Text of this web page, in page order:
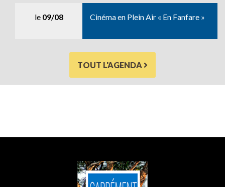
le 09/08 Cinéma en Plein Air « En Fanfare »
TOUT L'AGENDA